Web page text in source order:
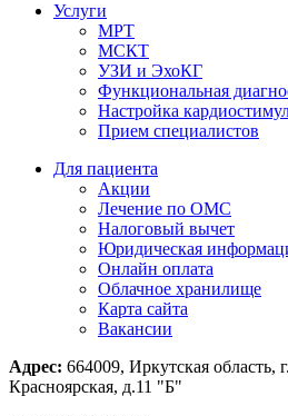
Услуги
МРТ
МСКТ
УЗИ и ЭхоКГ
Функциональная
Настройка
Прием специалистов
Для пациента
Акции
Лечение по ОМС
Налоговый вычет
Юридическая
Онлайн оплата
Облачное хранилище
Карта сайта
Вакансии
Адрес: 664009, Иркутская область,
Красноярская, д.11 "Б"